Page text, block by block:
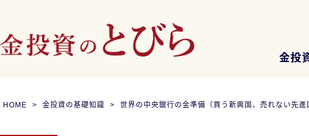
金投
HOME 金投資の基礎知識 世界の中央銀行の金準備（買う新興国、売れない先進